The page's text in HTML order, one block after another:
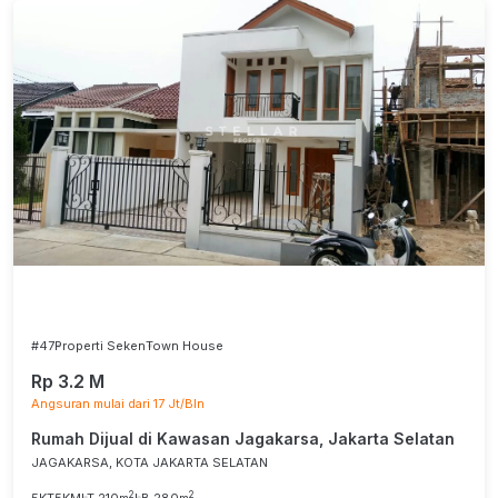
#47Properti SekenTown House
Rp 3.2 M
Angsuran mulai dari 17 Jt/Bln
Rumah Dijual di Kawasan Jagakarsa, Jakarta Selatan
JAGAKARSA, KOTA JAKARTA SELATAN
2 2